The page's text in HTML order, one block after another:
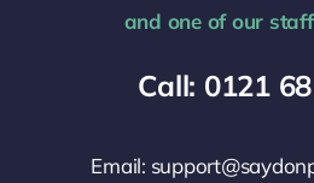
and one of our
Call: 0121
Email: